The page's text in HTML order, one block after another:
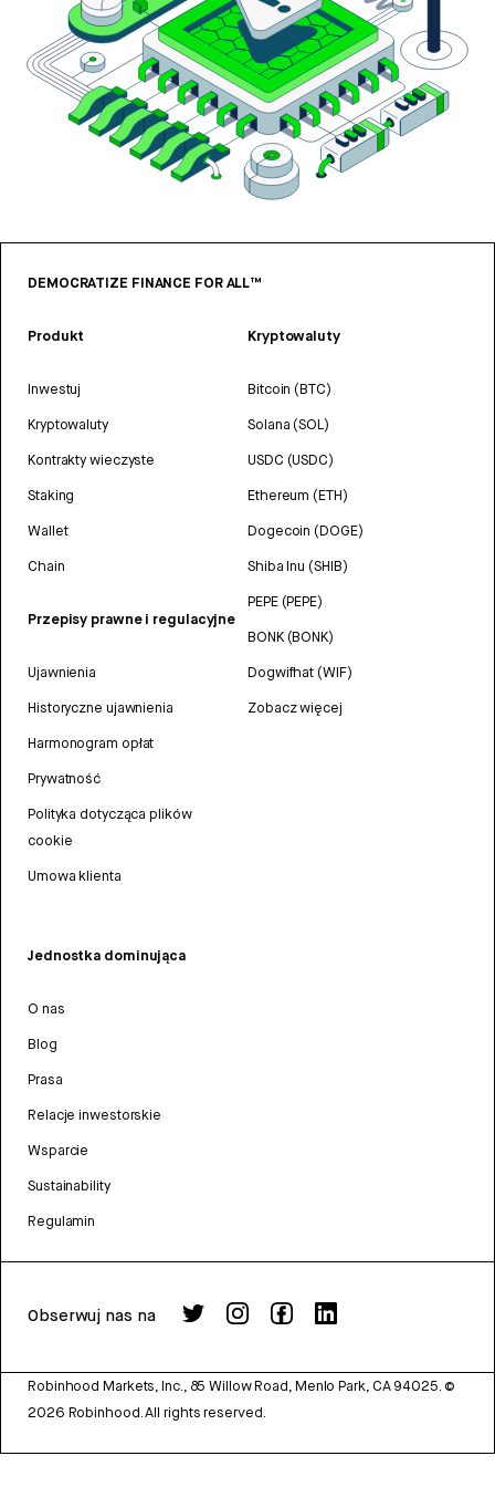
DEMOCRATIZE FINANCE FOR ALL™
Produkt
Inwestuj
Kryptowaluty
Kontrakty wieczyste
Staking
Wallet
Chain
Przepisy prawne i regulacyjne
Ujawnienia
Historyczne ujawnienia
Harmonogram opłat
Prywatność
Polityka dotycząca plików
cookie
Umowa klienta
Kryptowaluty
Bitcoin (BTC)
Solana (SOL)
USDC (USDC)
Ethereum (ETH)
Dogecoin (DOGE)
Shiba Inu (SHIB)
PEPE (PEPE)
BONK (BONK)
Dogwifhat (WIF)
Zobacz więcej
Jednostka dominująca
O nas
Blog
Prasa
Relacje inwestorskie
Wsparcie
Sustainability
Regulamin
Obserwuj nas na
Robinhood Markets, Inc., 85 Willow Road, Menlo Park, CA 94025. ©
2026 Robinhood. All rights reserved.